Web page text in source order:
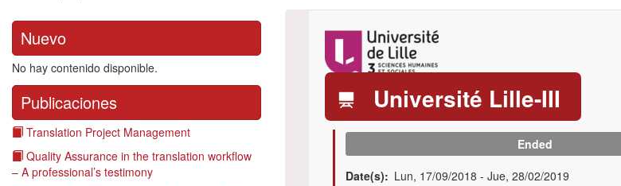
Nuevo
No hay contenido disponible.
Publicaciones
Translation Project Management
Quality Assurance in the translation workflow
– A professional’s testimony
Logo
Université Lille-III
Ended
Date(s)
Lun, 17/09/2018 - Jue, 28/02/2019